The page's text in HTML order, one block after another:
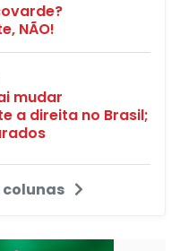
NÃO!
mudar
a direita no Brasil;
colunas